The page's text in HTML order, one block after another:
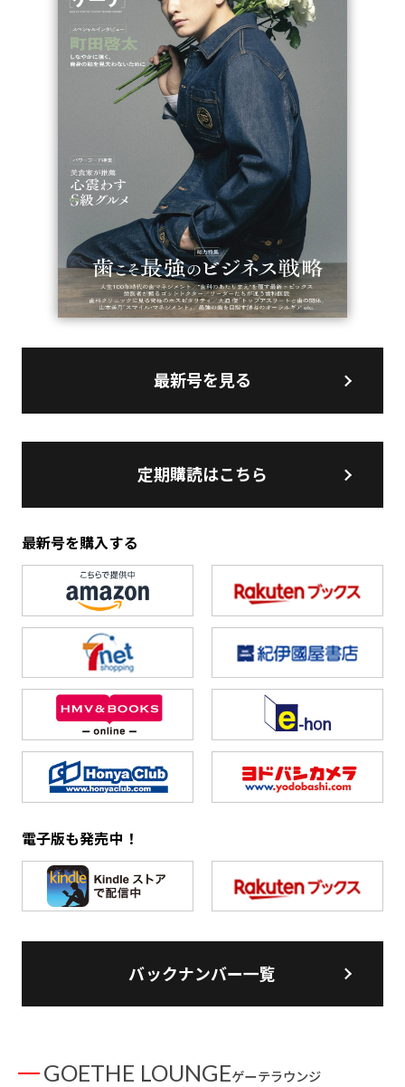
最新号を見る
定期購読はこちら
最新号を購入する
電子版も発売中！
バックナンバー一覧
GOETHE LOUNGEゲーテラウンジ